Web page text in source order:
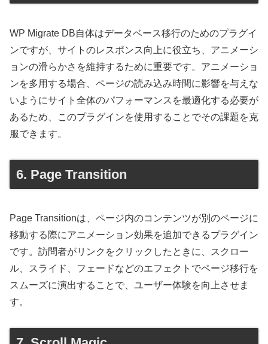
WP Migrate DB自体はデータベース移行のためのプラグイ
ンですが、サイトのレスポンス向上に役立ち、アニメーシ
ョンの滑らかさを維持するために重要です。アニメーショ
ンを多用する場合、ページの読み込み時間に影響を与えな
いようにサイト全体のパフォーマンスを最適化する必要が
あるため、このプラグインを使用することでその課題を克
服できます。
6. Page Transition
Page Transitionは、ページ内のコンテンツが別のページに
移動する際にアニメーション効果を追加できるプラグイン
です。訪問者がリンクをクリックしたときに、スクロー
ル、スライド、フェードなどのエフェクトでページ移行を
スムーズに演出することで、ユーザー体験を向上させま
す。